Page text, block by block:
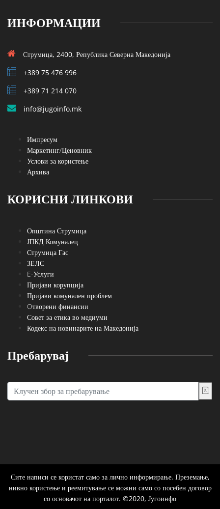
ИНФОРМАЦИИ
Струмица, 2400, Република Северна Македонија
+389 75 476 996
+389 71 214 070
info@jugoinfo.mk
Импресум
Маркетинг/Ценовник
Услови за користење
Архива
КОРИСНИ ЛИНКОВИ
Општина Струмица
ЈПКД Комуналец
Струмица Гас
ЗЕЛС
E-Услуги
Пријави корупција
Пријави комунален проблем
Oтворени финансии
Совет за етика во медиуми
Кодекс на новинарите на Македонија
Пребарувај
Сите написи се користат само за лично информирање. Преземање,
нивно користење и реемитување се можни само со посебен договор
со основачот на порталот. ©2020, Југоинфо